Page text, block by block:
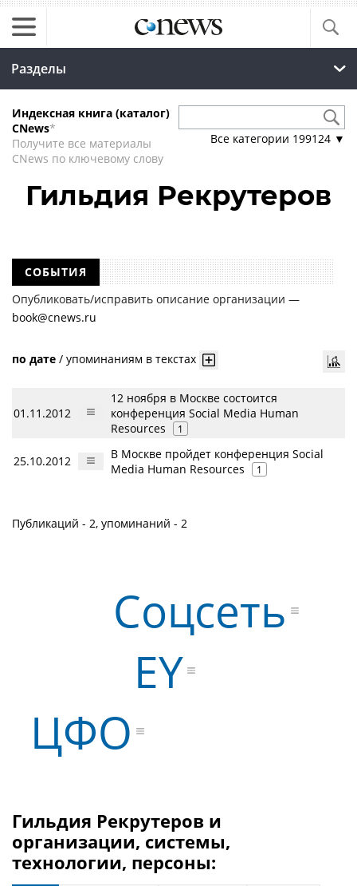
Разделы
Индексная книга (каталог)
CNews*
Получите все материалы
CNews по ключевому слову
Все категории 199124 ▼
Гильдия Рекрутеров
СОБЫТИЯ
Опубликовать/исправить описание организации —
book@cnews.ru
по дате / упоминаниям в текстах
01.11.2012
12 ноября в Москве состоится
конференция Social Media Human
Resources
1
25.10.2012
В Москве пройдет конференция Social
Media Human Resources
1
Публикаций - 2, упоминаний - 2
EY
Соцсеть
ЦФО
Гильдия Рекрутеров и
организации, системы,
технологии, персоны: